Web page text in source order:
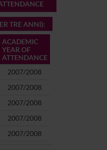
TRE ANNI):
ACADEMIC
YEAR OF
ATTENDANCE
2007/2008
2007/2008
2007/2008
2007/2008
2007/2008